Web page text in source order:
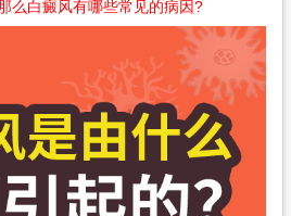
么白癜风有哪些常见的病因?